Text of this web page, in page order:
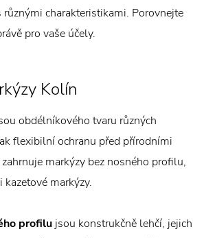
charakteristikami. Porovnejte
pro vaše účely.
Kolín
obdélníkového tvaru různých
flexibilní ochranu před přírodními
markýzy bez nosného profilu,
markýzy.
profilu jsou konstrukčně lehčí, jejich